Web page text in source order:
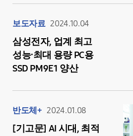
보도자료 2024.10.04
삼성전자, 업계 최고
성능∙최대 용량 PC용
SSD PM9E1 양산
반도체+ 2024.01.08
[기고문] AI 시대, 최적